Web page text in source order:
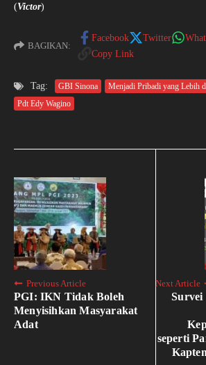
(Victor)
BAGIKAN:
Facebook Twitter
Copy Link
Tag: GBI Sinona
Menjadi Pribadi yang Lebih
Pdt Edy Wagino
Previous Article
PGI: IKN Tidak Boleh
Menyisihkan Masyarakat
Adat
Next Article
Survei
seperti